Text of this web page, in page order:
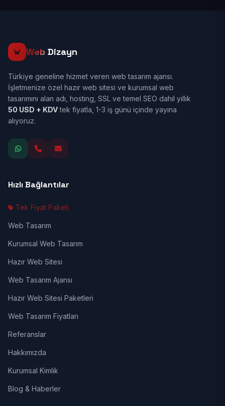
Web Dizayn
Türkiye geneline hizmet veren web tasarım ajansı.
İşletmenize özel hazır web sitesi ve kurumsal web
tasarımını alan adı, hosting, SSL ve temel SEO dahil yıllık
50 USD + KDVtek fiyatla, 1-3 iş günü içinde yayına
alıyoruz.
Hızlı Bağlantılar
Tek Fiyat Paketi
Web Tasarım
Kurumsal Web Tasarım
Hazır Web Sitesi
Web Tasarım Ajansı
Hazır Web Sitesi Paketleri
Web Tasarım Fiyatları
Referanslar
Hakkımızda
Kurumsal Kimlik
Blog & Haberler